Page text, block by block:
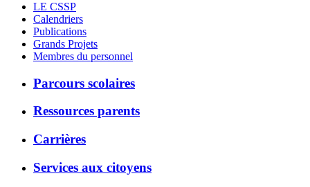
LE CSSP
Calendriers
Publications
Grands Projets
Membres du personnel
Parcours scolaires
Ressources parents
Carrières
Services aux citoyens